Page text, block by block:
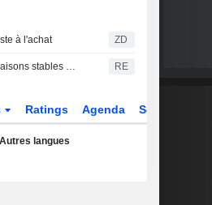
à l'achat ZD
Airbus affiche des livraisons stables en juillet et confirme ses commandes en Chine RE
Ratings Agenda Secteur
Autres langues